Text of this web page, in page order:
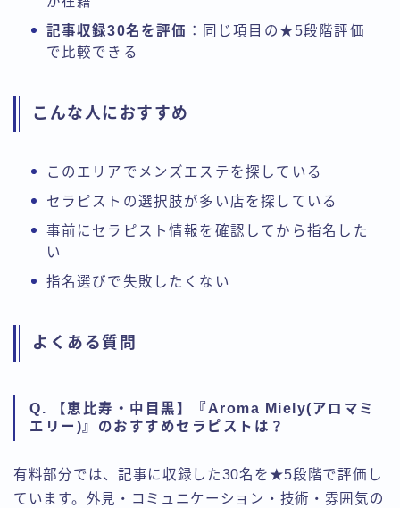
記事収録30名を評価 ：同じ項目の★5段階評価
で比較できる
こんな人におすすめ
このエリアでメンズエステを探している
セラピストの選択肢が多い店を探している
事前にセラピスト情報を確認してから指名した
い
指名選びで失敗したくない
よくある質問
Q. 【恵比寿・中目黒】『Aroma Miely(アロマミ
エリー)』のおすすめセラピストは？
有料部分では、記事に収録した30名を★5段階で評価し
ています。外見・コミュニケーション・技術・雰囲気の